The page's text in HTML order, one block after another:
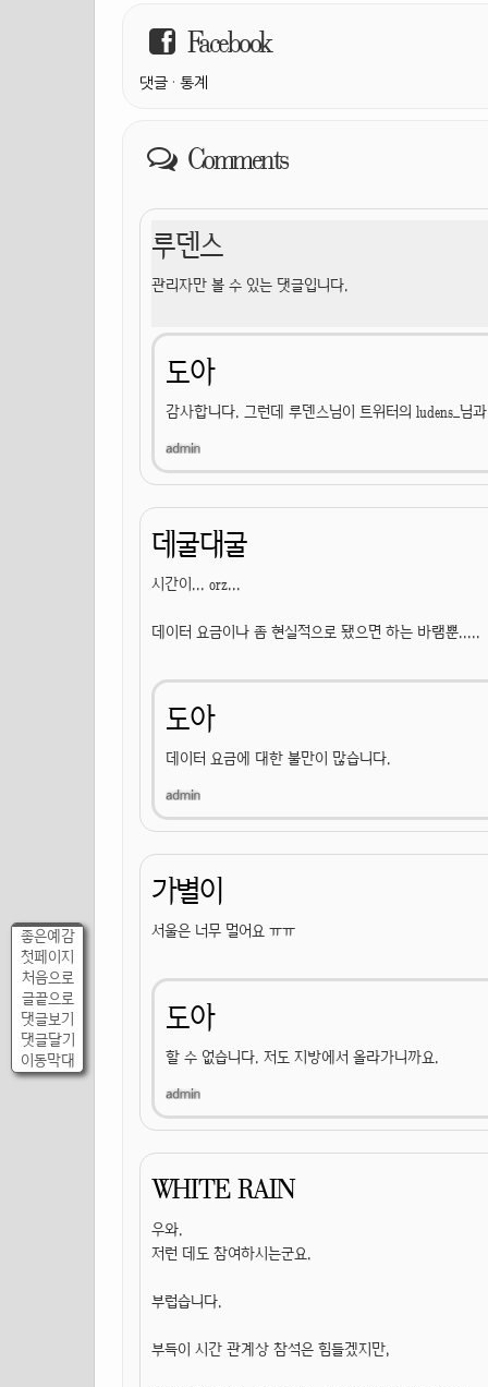
좋은예감
첫페이지
처음으로
글끝으로
댓글보기
댓글달기
이동막대
Facebook
댓글 · 통계
Comments
루덴스
관리자만 볼 수 있는 댓글입니다.
도아
감사합니다. 그런데 루덴스님이 트위터의 ludens_님
데굴대굴
시간이... orz...
데이터 요금이나 좀 현실적으로 됐으면 하는 바램뿐.....
도아
데이터 요금에 대한 불만이 많습니다.
가별이
서울은 너무 멀어요 ㅠㅠ
도아
할 수 없습니다. 저도 지방에서 올라가니까요.
WHITE RAIN
우와.
저런 데도 참여하시는군요.
부럽습니다.
부득이 시간 관계상 참석은 힘들겠지만,